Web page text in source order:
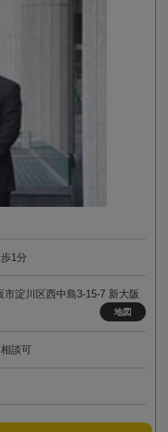
1分
市淀川区西中島3-15-7 新大阪
地図
談可